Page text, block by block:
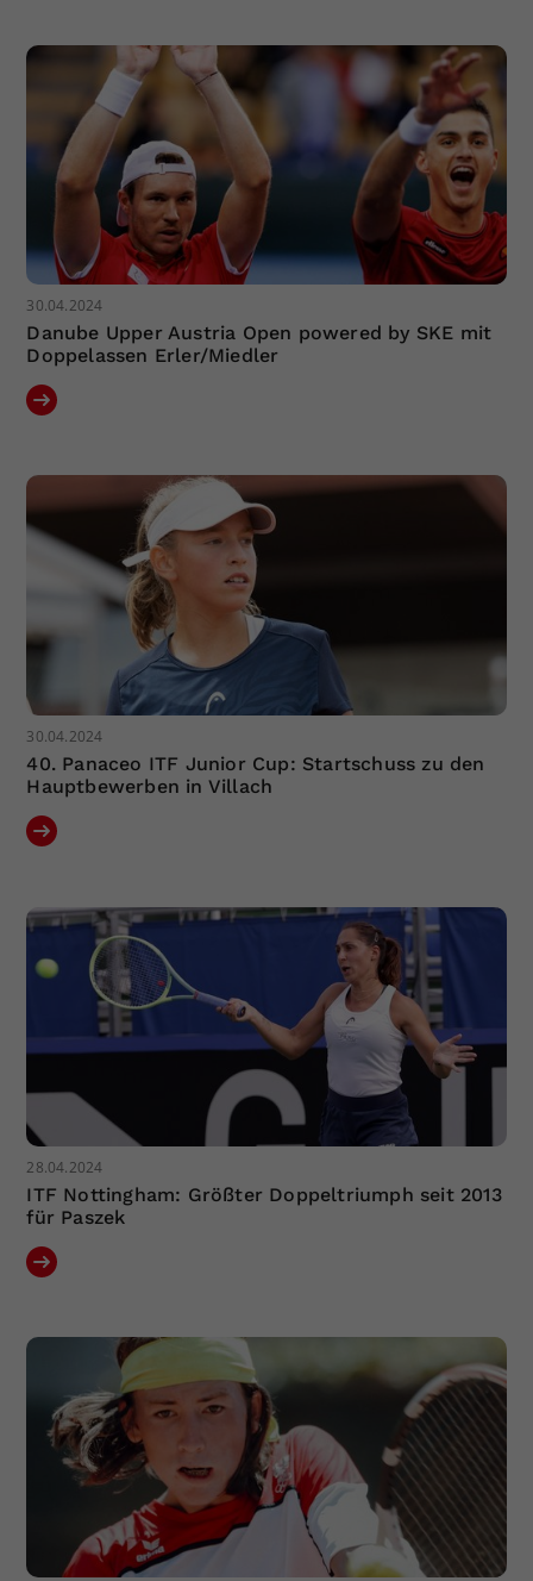
30.04.2024
Danube Upper Austria Open powered by SKE mit
Doppelassen Erler/Miedler
30.04.2024
40. Panaceo ITF Junior Cup: Startschuss zu den
Hauptbewerben in Villach
28.04.2024
ITF Nottingham: Größter Doppeltriumph seit 2013
für Paszek
Zweck
Einstellungen. Unter anderem eine
zufällig generierte ID, für die
historische Speicherung Ihrer
vorgenommen Einstellungen, falls der
Webseiten-Betreiber dies eingestellt
hat.